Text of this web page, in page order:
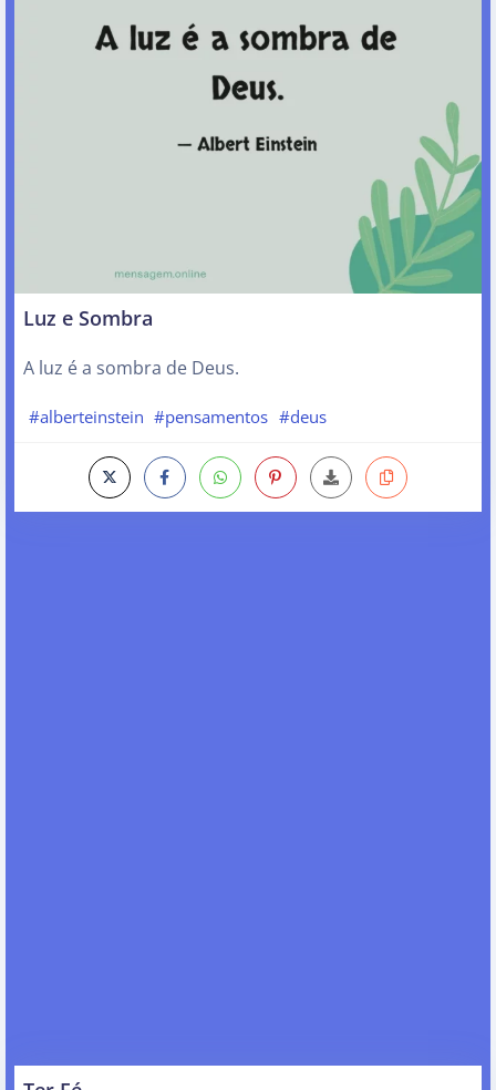
Luz e Sombra
A luz é a sombra de Deus.
#alberteinstein #pensamentos #deus